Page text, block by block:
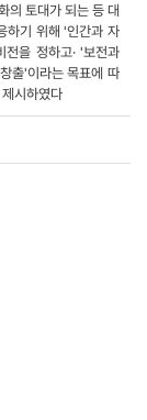
의 토대가 되는 등 대
하기 위해 '인간과 자
을 정하고· '보전과
출'이라는 목표에 따
시하였다